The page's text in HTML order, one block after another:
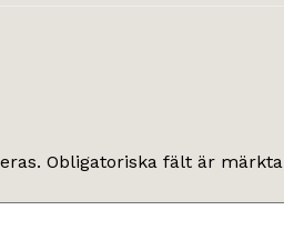
Obligatoriska fält är märkta